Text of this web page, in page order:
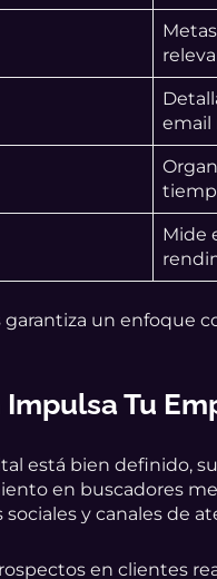
email
Mide
un enfoque
Tu
está bien definido,
en buscadores
y canales de
en clientes